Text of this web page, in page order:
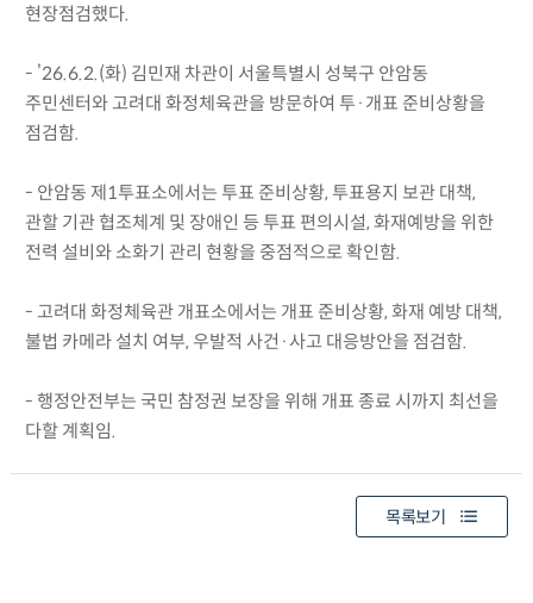
현장점검했다.
- ’26.6.2.(화) 김민재 차관이 서울특별시 성북구 안암동
주민센터와 고려대 화정체육관을 방문하여 투·개표 준비상황을
점검함.
- 안암동 제1투표소에서는 투표 준비상황, 투표용지 보관 대책,
관할 기관 협조체계 및 장애인 등 투표 편의시설, 화재예방을 위한
전력 설비와 소화기 관리 현황을 중점적으로 확인함.
- 고려대 화정체육관 개표소에서는 개표 준비상황, 화재 예방 대책,
불법 카메라 설치 여부, 우발적 사건·사고 대응방안을 점검함.
- 행정안전부는 국민 참정권 보장을 위해 개표 종료 시까지 최선을
다할 계획임.
목록보기